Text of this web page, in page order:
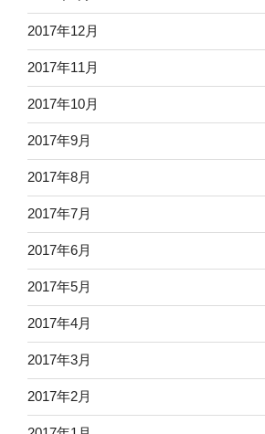
2017年12月
2017年11月
2017年10月
2017年9月
2017年8月
2017年7月
2017年6月
2017年5月
2017年4月
2017年3月
2017年2月